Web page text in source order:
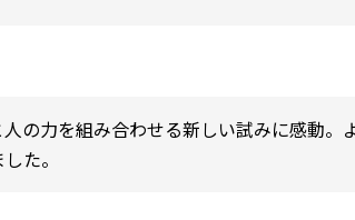
の力を組み合わせる新しい試みに感動
た。